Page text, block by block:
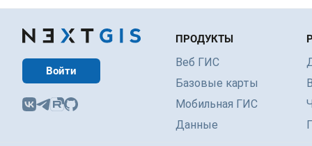
Войти
ПРОДУКТЫ
Веб ГИС
Базовые карты
Мобильная ГИС
Данные